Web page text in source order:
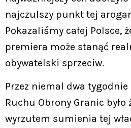
najczulszy punkt tej
Pokazaliśmy całej Polsce,
premiera może stanąć
obywatelski sprzeciw.
Przez niemal dwa
Ruchu Obrony Granic było
wyrzutem sumienia tej